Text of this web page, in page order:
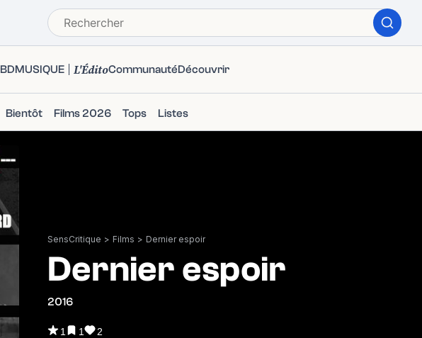
BDMUSIQUE L'ÉditoCommunautéDécouvrir
Bientôt Films 2026 Tops Listes
SensCritique > Films > Dernier espoir
Dernier espoir
2016
1 1 2